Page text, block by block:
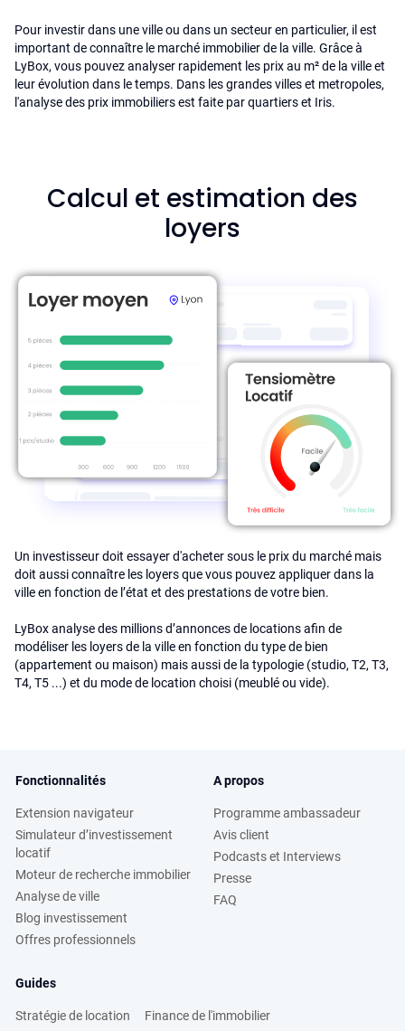
Pour investir dans une ville ou dans un secteur en particulier, il est
important de connaître le marché immobilier de la ville. Grâce à
LyBox, vous pouvez analyser rapidement les prix au m² de la ville et
leur évolution dans le temps. Dans les grandes villes et metropoles,
l'analyse des prix immobiliers est faite par quartiers et Iris.
Calcul et estimation des
loyers
Un investisseur doit essayer d'acheter sous le prix du marché mais
doit aussi connaître les loyers que vous pouvez appliquer dans la
ville en fonction de l’état et des prestations de votre bien.
LyBox analyse des millions d’annonces de locations afin de
modéliser les loyers de la ville en fonction du type de bien
(appartement ou maison) mais aussi de la typologie (studio, T2, T3,
T4, T5 ...) et du mode de location choisi (meublé ou vide).
Fonctionnalités
Extension navigateur
Simulateur d’investissement
locatif
Moteur de recherche immobilier
Analyse de ville
Blog investissement
Offres professionnels
A propos
Programme ambassadeur
Avis client
Podcasts et Interviews
Presse
FAQ
Guides
Stratégie de location
Finance de l'immobilier